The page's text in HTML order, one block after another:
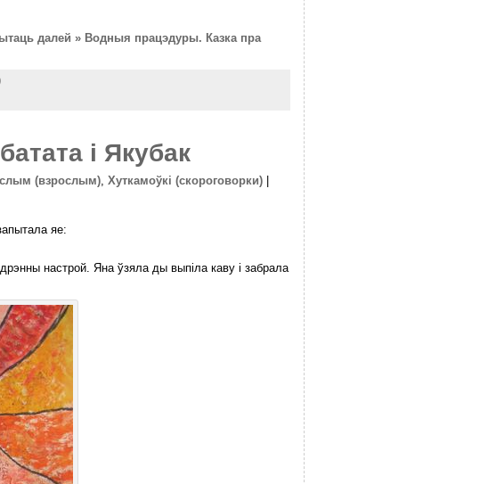
далей » Водныя працэдуры. Казка пра
і Якубак
(взрослым), Хуткамоўкі (скороговорки)|
яе:
настрой. Яна ўзяла ды выпіла каву і забрала